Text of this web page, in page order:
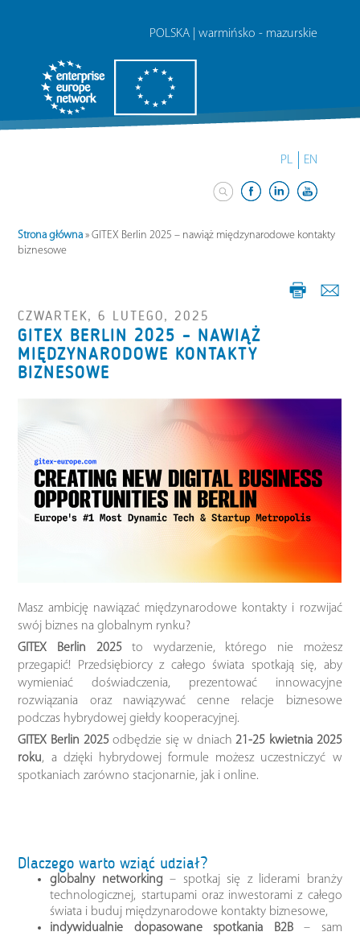
POLSKA | warmińsko - mazurskie
PL EN
Strona główna »GITEX Berlin 2025 – nawiąż międzynarodowe kontakty
biznesowe
CZWARTEK, 6 LUTEGO, 2025
GITEX BERLIN 2025 – NAWIĄŻ
MIĘDZYNARODOWE KONTAKTY
BIZNESOWE
Masz ambicję nawiązać międzynarodowe kontakty i rozwijać
swój biznes na globalnym rynku?
GITEX Berlin 2025to wydarzenie, którego nie możesz
przegapić! Przedsiębiorcy z całego świata spotkają się, aby
wymieniać doświadczenia, prezentować innowacyjne
rozwiązania oraz nawiązywać cenne relacje biznesowe
podczas hybrydowej giełdy kooperacyjnej.
GITEX Berlin 2025odbędzie się w dniach21-25 kwietnia 2025
roku, a dzięki hybrydowej formule możesz uczestniczyć w
spotkaniach zarówno stacjonarnie, jak i online.
Dlaczego warto wziąć udział?
globalny networking – spotkaj się z liderami branży
technologicznej, startupami oraz inwestorami z całego
świata i buduj międzynarodowe kontakty biznesowe,
indywidualnie dopasowane spotkania B2B– sam